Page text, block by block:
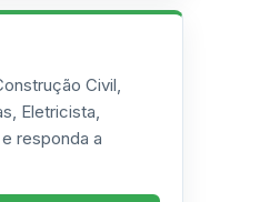
Civil,
Eletricista,
responda a